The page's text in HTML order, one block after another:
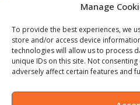
Manage
To provide the best experiences, we
store and/or access device
technologies will allow us to process
unique IDs on this site. Not
adversely affect certain features and
©
Bvan is a brand of B-Action srl,
Commerce no.